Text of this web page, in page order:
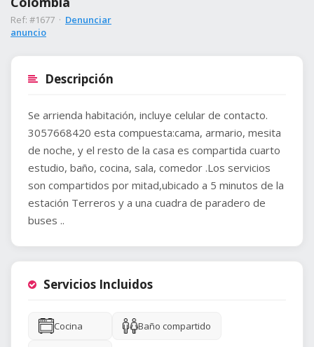
Ref: #1677 · Denunciar
anuncio
Descripción
Se arrienda habitación, incluye celular de contacto.
3057668420 esta compuesta:cama, armario, mesita
de noche, y el resto de la casa es compartida cuarto
estudio, baño, cocina, sala, comedor .Los servicios
son compartidos por mitad,ubicado a 5 minutos de la
estación Terreros y a una cuadra de paradero de
buses ..
Servicios Incluidos
Cocina Baño compartido